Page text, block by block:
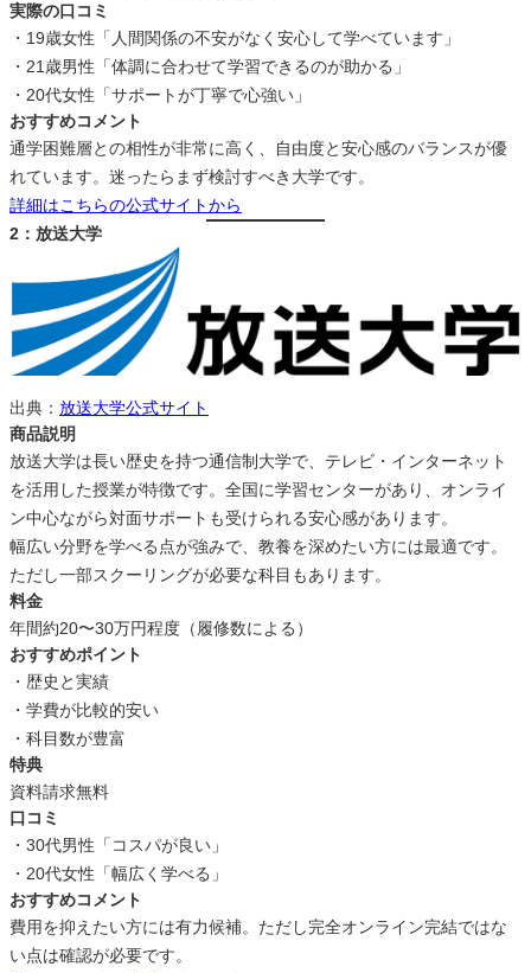
実際の口コミ
・19歳女性「人間関係の不安がなく安心して学べています」
・21歳男性「体調に合わせて学習できるのが助かる」
・20代女性「サポートが丁寧で心強い」
おすすめコメント
通学困難層との相性が非常に高く、自由度と安心感のバランスが優
れています。迷ったらまず検討すべき大学です。
詳細はこちらの公式サイトから
2：放送大学
出典： 放送大学公式サイト
商品説明
放送大学は長い歴史を持つ通信制大学で、テレビ・インターネット
を活用した授業が特徴です。全国に学習センターがあり、オンライ
ン中心ながら対面サポートも受けられる安心感があります。
幅広い分野を学べる点が強みで、教養を深めたい方には最適です。
ただし一部スクーリングが必要な科目もあります。
料金
年間約20〜30万円程度（履修数による）
おすすめポイント
・歴史と実績
・学費が比較的安い
・科目数が豊富
特典
資料請求無料
口コミ
・30代男性「コスパが良い」
・20代女性「幅広く学べる」
おすすめコメント
費用を抑えたい方には有力候補。ただし完全オンライン完結ではな
い点は確認が必要です。